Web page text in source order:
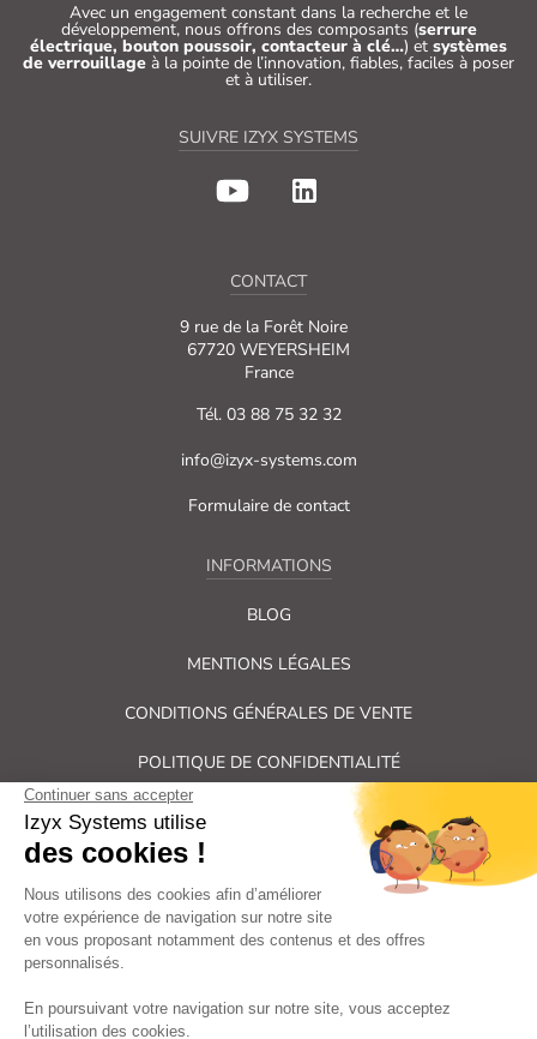
Avec un engagement constant dans la recherche et le
développement, nous offrons des composants (serrure
électrique, bouton poussoir, contacteur à clé…) et systèmes
de verrouillage à la pointe de l’innovation, fiables, faciles à poser
et à utiliser.
SUIVRE IZYX SYSTEMS
CONTACT
9 rue de la Forêt Noire
67720 WEYERSHEIM
France
Tél. 03 88 75 32 32
info@izyx-systems.com
Formulaire de contact
INFORMATIONS
BLOG
MENTIONS LÉGALES
CONDITIONS GÉNÉRALES DE VENTE
POLITIQUE DE CONFIDENTIALITÉ
Tous droits réservés Izyx Systems ©|
Contrôle des accès et verrouillage de porte : serrure électrique,